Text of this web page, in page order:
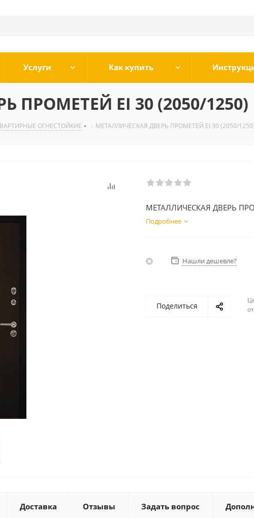
Услуги Как купить
ПРОМЕТЕЙ EI 30 (2050/1250)
ОГНЕСТОЙКИЕ - МЕТАЛЛИЧЕСКАЯ ДВЕРЬ ПРОМЕТЕЙ EI 30 (2050/1250)
МЕТАЛЛИЧЕСКАЯ ДВЕРЬ
Подробнее
Нашли дешевле?
Поделиться
Доставка Отзывы Задать вопрос